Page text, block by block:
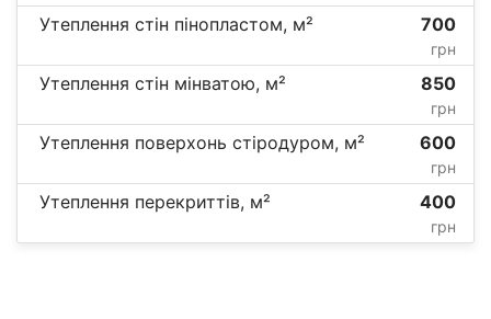
Утеплення стін пінопластом, м² 700
грн
Утеплення стін мінватою, м² 850
грн
Утеплення поверхонь стіродуром, м² 600
грн
Утеплення перекриттів, м² 400
грн